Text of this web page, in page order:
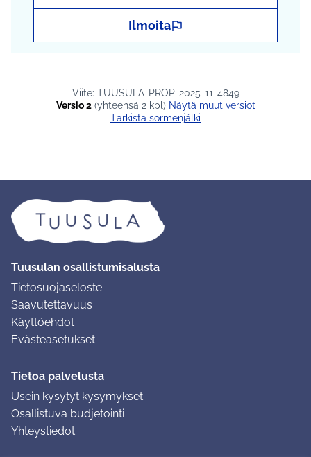
Ilmoita
Viite: TUUSULA-PROP-2025-11-4849
Versio 2(yhteensä 2 kpl)
näytä muut versiot
Tarkista sormenjälki
Tuusulan osallistumisalusta
Tietosuojaseloste
Saavutettavuus
Käyttöehdot
Evästeasetukset
Tietoa palvelusta
Usein kysytyt kysymykset
Osallistuva budjetointi
Yhteystiedot